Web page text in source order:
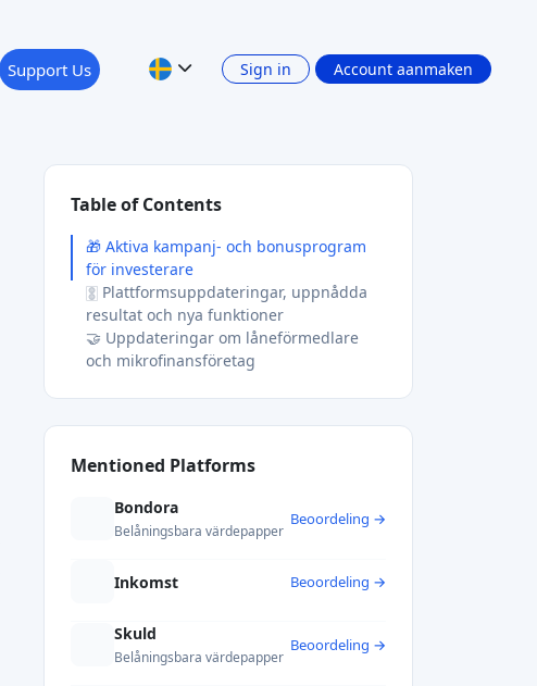
Support Us Sign in Account aanmaken
Table of Contents
🎁 Aktiva kampanj- och bonusprogram
för investerare
🀚 Plattformsuppdateringar, uppnådda
resultat och nya funktioner
🤝 Uppdateringar om låneförmedlare
och mikrofinansföretag
Mentioned Platforms
Bondora
Belåningsbara värdepapper
Beoordeling →
Inkomst Beoordeling →
Skuld
Belåningsbara värdepapper
Beoordeling →